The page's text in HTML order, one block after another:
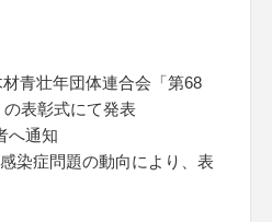
青壮年団体連合会「第68
表彰式にて発表
へ通知
染症問題の動向により、表